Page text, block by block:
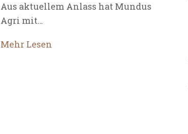
Aus aktuellem Anlass hat Mundus
Agri mit…
Mehr Lesen